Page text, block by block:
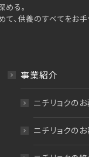
める。
て、供養のすべてをお手
事業紹介
ニチリョクの
ニチリョクの